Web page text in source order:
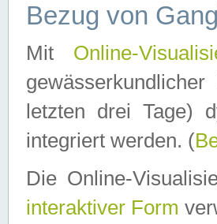
Bezug von
Mit Online-
letzten drei Tage)
integriert werden. (
Die Online-
interaktiver Form